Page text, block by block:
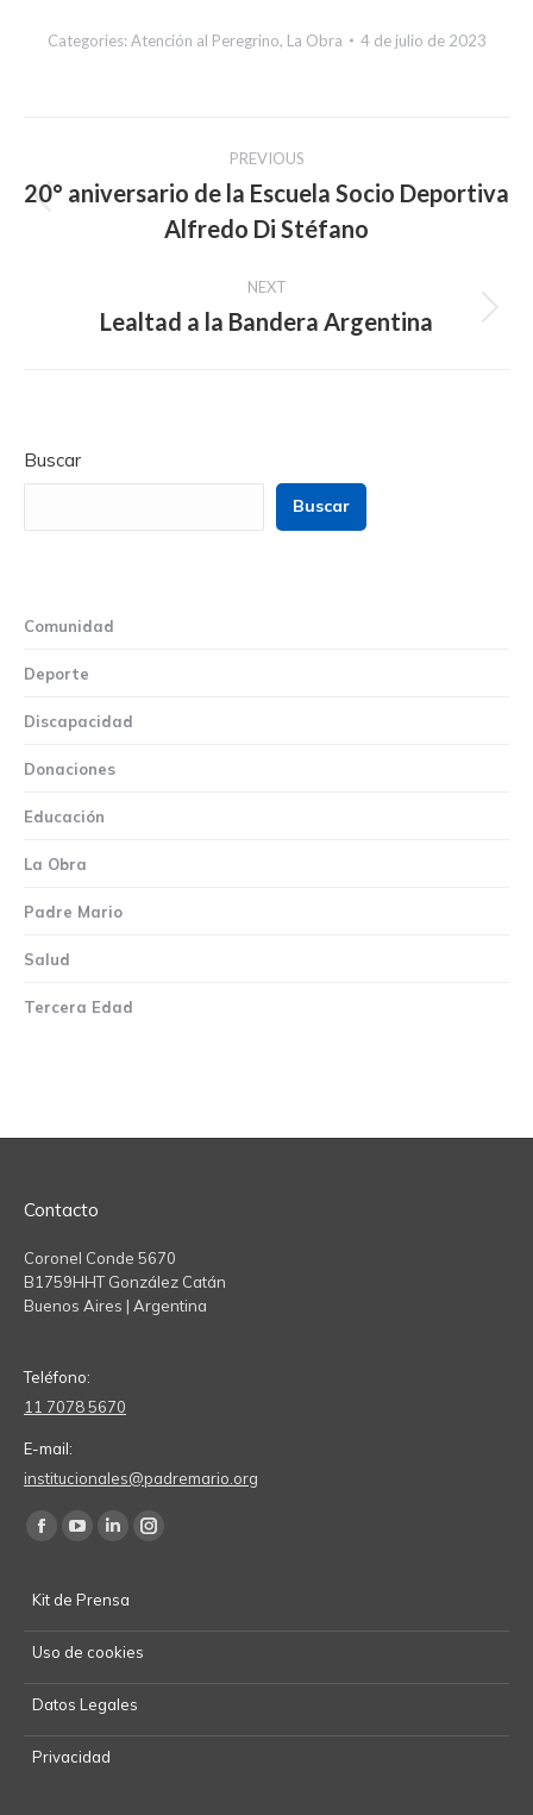
Categories:Atención al Peregrino, La Obra 4 de julio de 2023
navigation
PREVIOUS
Previous
post:
20° aniversario de la Escuela Socio Deportiva
Alfredo Di Stéfano
NEXT
Next
Lealtad a la Bandera Argentina
Buscar
Buscar
Comunidad
Deporte
Discapacidad
Donaciones
Educación
La Obra
Padre Mario
Salud
Tercera Edad
Contacto
Coronel Conde 5670
B1759HHT González Catán
Buenos Aires | Argentina
Teléfono:
11 7078 5670
E-mail:
institucionales@padremario.org
Find us on:
Facebook
opens
in
new
window
opens
in
new
window
Linkedin
opens
in
new
window
Instagram
in
Kit de Prensa
Uso de cookies
Datos Legales
Privacidad